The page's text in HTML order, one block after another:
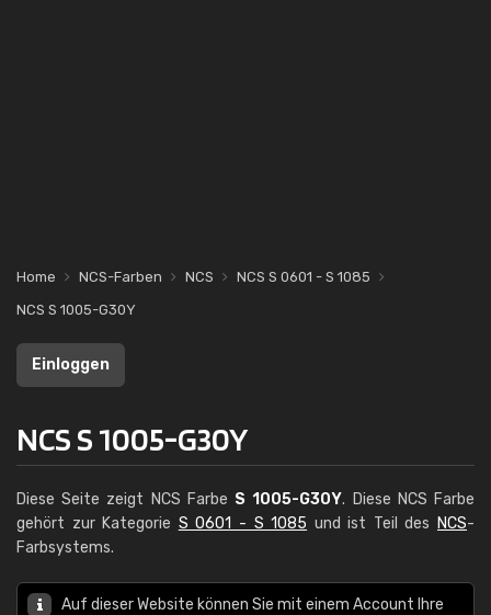
Home NCS-Farben NCS
NCS S 0601 - S 1085
NCS S 1005-G30Y
Einloggen
NCS S 1005-G30Y
Diese Seite zeigt NCS Farbe S 1005-G30Y. Diese NCS Farbe
gehört zur Kategorie S 0601 - S 1085 und ist Teil des NCS-
Farbsystems.
Auf dieser Website können Sie mit einem Account Ihre